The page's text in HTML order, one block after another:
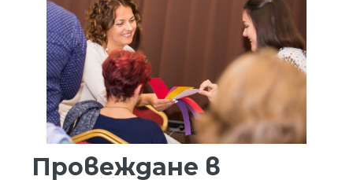
Провеждане в